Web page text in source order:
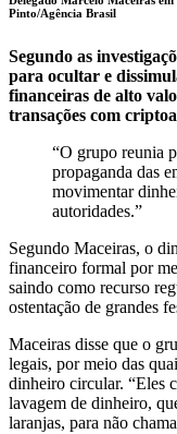
Pinto/Agência Brasil
Segundo as
para ocultar e
financeiras de alto
transações com
“O grupo reunia
propaganda das
movimentar
autoridades.”
Segundo Maceiras, o
financeiro formal por
saindo como recurso
ostentação de grandes
Maceiras disse que o
legais, por meio das
dinheiro circular. “Eles
lavagem de dinheiro,
laranjas, para não